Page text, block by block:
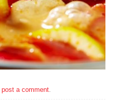
post a comment.